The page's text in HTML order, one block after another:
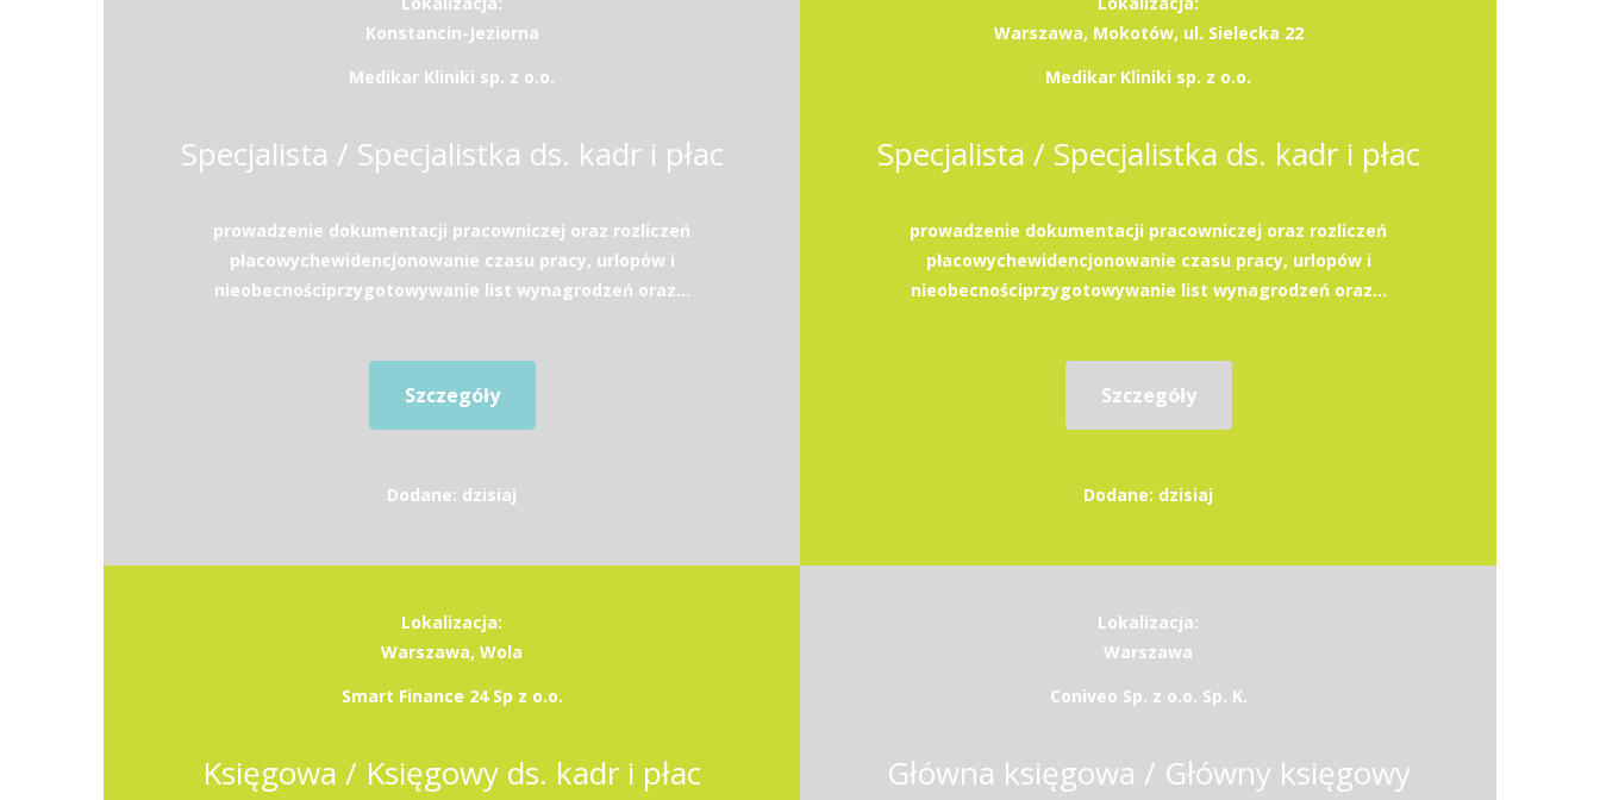
Konstancin-Jeziorna
Medikar Kliniki sp. z o.o.
Specjalista / Specjalistka ds. kadr i płac
prowadzenie dokumentacji pracowniczej oraz rozliczeń
płacowychewidencjonowanie czasu pracy, urlopów i
nieobecnościprzygotowywanie list wynagrodzeń oraz...
Szczegóły
Dodane: dzisiaj
Warszawa, Mokotów, ul. Sielecka 22
Medikar Kliniki sp. z o.o.
Specjalista / Specjalistka ds. kadr i płac
prowadzenie dokumentacji pracowniczej oraz rozliczeń
płacowychewidencjonowanie czasu pracy, urlopów i
nieobecnościprzygotowywanie list wynagrodzeń oraz...
Szczegóły
Dodane: dzisiaj
Lokalizacja:
Warszawa, Wola
Smart Finance 24 Sp z o.o.
Księgowa / Księgowy ds. kadr i płac
Lokalizacja:
Warszawa
Coniveo Sp. z o.o. Sp. K.
Główna księgowa / Główny księgowy